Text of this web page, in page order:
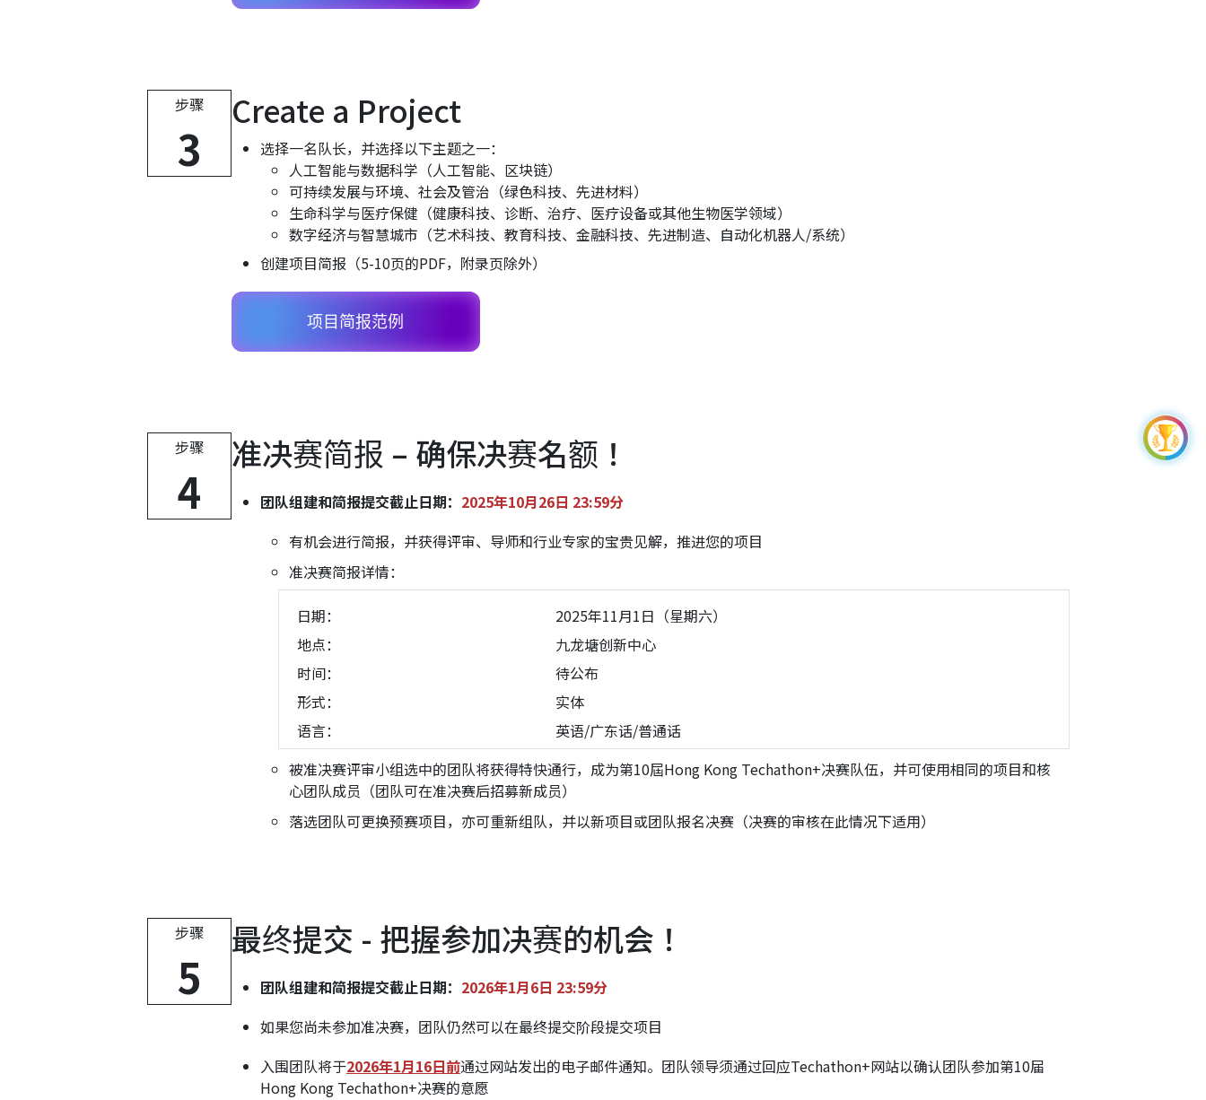
步骤
3
Create a Project
选择一名队长，并选择以下主题之一：
人工智能与数据科学（人工智能、区块链）
可持续发展与环境、社会及管治（绿色科技、先进材料）
生命科学与医疗保健（健康科技、诊断、治疗、医疗设备或其他生物医学领域）
数字经济与智慧城市（艺术科技、教育科技、金融科技、先进制造、自动化机器人/系统）
创建项目简报（5-10页的PDF，附录页除外）
项目简报范例
步骤
4
准决赛简报 – 确保决赛名额！
团队组建和简报提交截止日期： 2025年10月26日 23:59分
有机会进行简报，并获得评审、导师和行业专家的宝贵见解，推进您的项目
准决赛简报详情：
日期：
2025年11月1日（星期六）
地点：
九龙塘创新中心
时间：
待公布
形式：
实体
语言：
英语/广东话/普通话
被准决赛评审小组选中的团队将获得特快通行，成为第10屆Hong Kong Techathon+决赛队伍，并可使用相同的项目和核
心团队成员（团队可在准决赛后招募新成员）
落选团队可更换预赛项目，亦可重新组队，并以新项目或团队报名决赛（决赛的审核在此情况下适用）
步骤
5
最终提交 - 把握参加决赛的机会！
团队组建和简报提交截止日期： 2026年1月6日 23:59分
如果您尚未参加准决赛，团队仍然可以在最终提交阶段提交项目
入围团队将于2026年1月16日前通过网站发出的电子邮件通知。团队领导须通过回应Techathon+网站以确认团队参加第10届
Hong Kong Techathon+决赛的意愿